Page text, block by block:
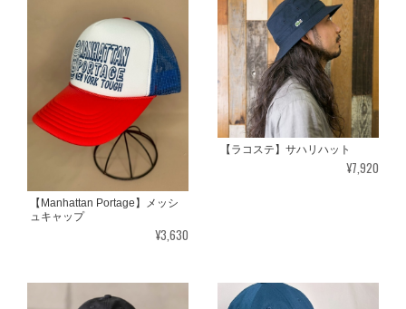
【Manhattan Portage】メッシ
ュキャップ
¥3,630
【ラコステ】サハリハット
¥7,920